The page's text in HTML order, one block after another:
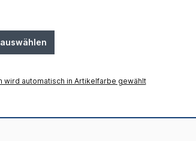
auswählen
wird automatisch in Artikelfarbe gewählt